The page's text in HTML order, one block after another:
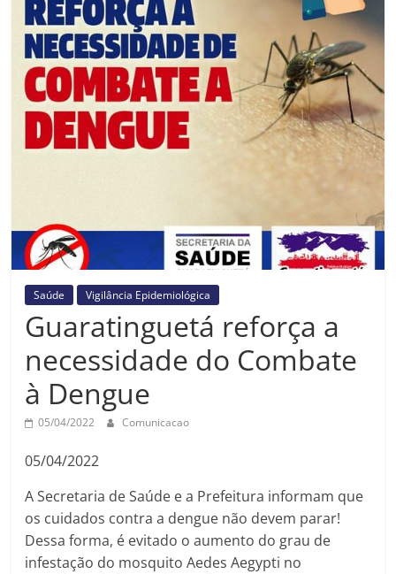
Prefeitura
Estância
Turística
Guaratinguetá
Saúde Vigilância Epidemiológica
Guaratinguetá reforça a
necessidade do Combate
à Dengue
05/04/2022 Comunicacao
05/04/2022
A Secretaria de Saúde e a Prefeitura informam que
os cuidados contra a dengue não devem parar!
Dessa forma, é evitado o aumento do grau de
infestação do mosquito Aedes Aegypti no